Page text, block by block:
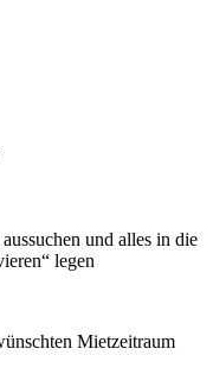
und alles in die
legen
Mietzeitraum